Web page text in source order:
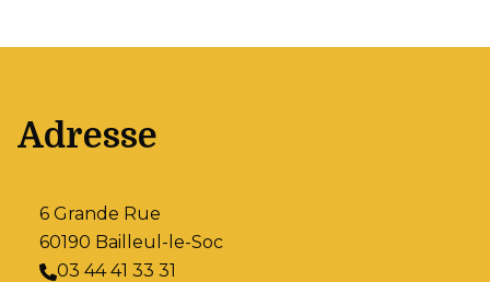
Adresse
6 Grande Rue
60190 Bailleul-le-Soc
03 44 41 33 31